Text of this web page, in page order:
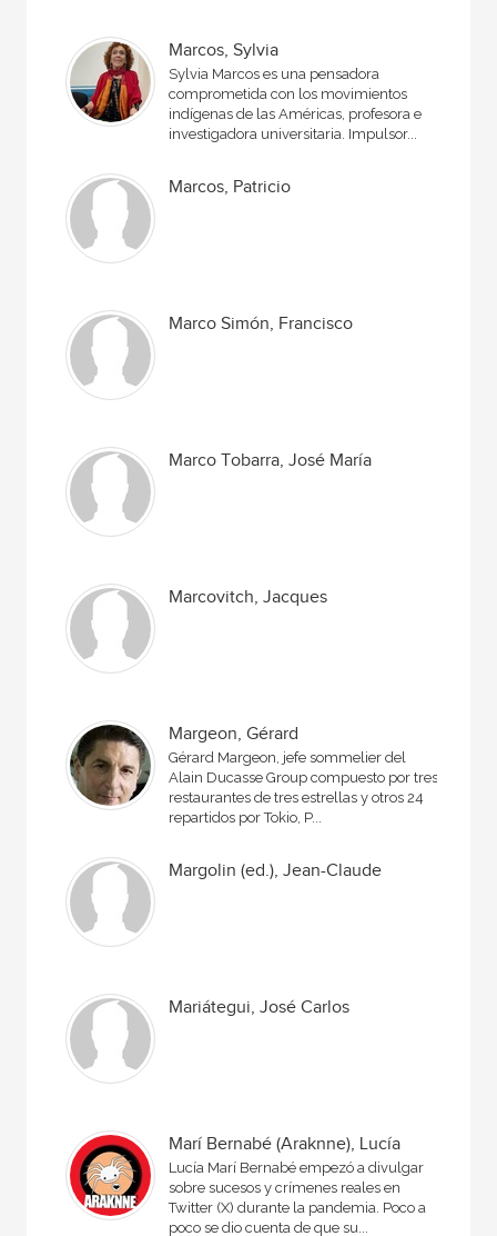
Marcos, Sylvia
Sylvia Marcos es una pensadora
comprometida con los movimientos
indígenas de las Américas, profesora e
investigadora universitaria. Impulsor...
Marcos, Patricio
Marco Simón, Francisco
Marco Tobarra, José María
Marcovitch, Jacques
Margeon, Gérard
Gérard Margeon, jefe sommelier del
Alain Ducasse Group compuesto por tres
restaurantes de tres estrellas y otros 24
repartidos por Tokio, P...
Margolin (ed.), Jean-Claude
Mariátegui, José Carlos
Marí Bernabé (Araknne), Lucía
Lucía Marí Bernabé empezó a divulgar
sobre sucesos y crímenes reales en
Twitter (X) durante la pandemia. Poco a
poco se dio cuenta de que su...